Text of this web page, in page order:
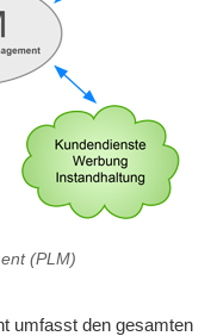
(PLM)
umfasst den gesamten